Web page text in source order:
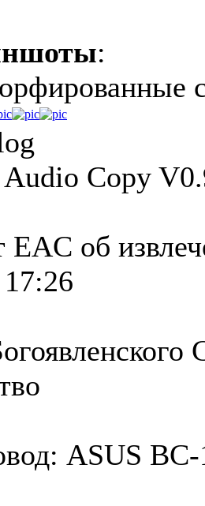
:
Copy
EAC об
ASUS